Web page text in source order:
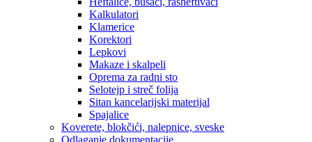
Kalkulatori
Klamerice
Korektori
Lepkovi
Makaze i skalpeli
Oprema za radni sto
Selotejp i streč folija
Sitan kancelarijski materijal
Spajalice
Koverete, blokčići, nalepnice, sveske